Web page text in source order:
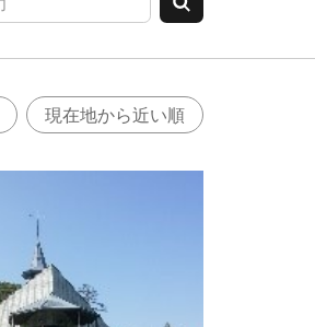
現在地から近い順